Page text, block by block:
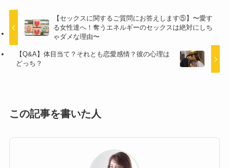
【セックスに関するご質問にお答えします⑤】〜愛す
る女性達へ！奪うエネルギーのセックスは絶対にしち
ゃダメな理由〜
【Q&A】体目当て？それとも恋愛感情？彼の心理は
どっち？
この記事を書いた人